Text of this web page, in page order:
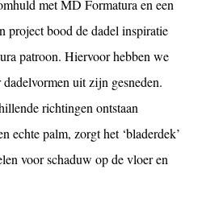
met MD Formatura en een
project bood de dadel inspiratie
patroon. Hiervoor hebben we
uit zijn gesneden.
richtingen ontstaan
echte palm, zorgt het ‘bladerdek’
voor schaduw op de vloer en